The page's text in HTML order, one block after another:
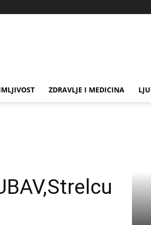
ZDRAVLJE I MEDICINA